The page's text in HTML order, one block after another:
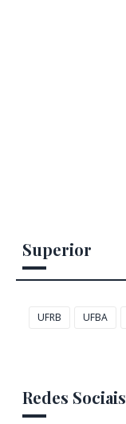
Superior
UFRB UFBA
Redes Sociais